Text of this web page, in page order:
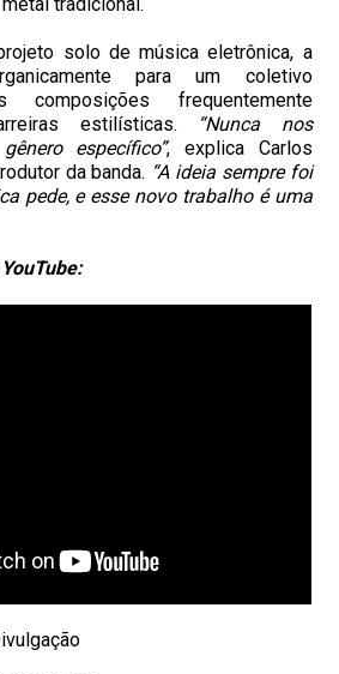
solo de música eletrônica, a
para um coletivo
composições frequentemente
estilísticas.
“Nunca nos
específico”, explica Carlos
da banda. “A ideia sempre foi
pede, e esse novo trabalho é uma